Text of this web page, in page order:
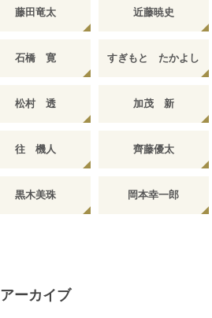
藤田竜太 近藤暁史
石橋 寛 すぎもと たかよし
松村 透 加茂 新
往 機人 齊藤優太
黒木美珠 岡本幸一郎
アーカイブ